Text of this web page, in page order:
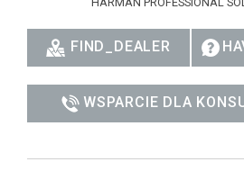
FIND_DEALER
WSPARCIE DLA